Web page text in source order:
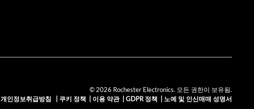
© 2026 Rochester Electronics. 모든 권한이 보유됨.
개인정보취급방침
쿠키 정책 이용 약관| GDPR 정책 노예 및 인신매매 성명서